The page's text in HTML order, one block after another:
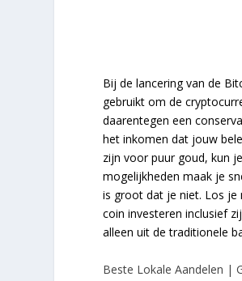
Bij de lancering van de
gebruikt om de
daarentegen een
het inkomen dat jouw
zijn voor puur goud, kun
mogelijkheden maak je
is groot dat je niet. Los je
coin investeren inclusief
alleen uit de traditionele
Beste Lokale Aandelen |